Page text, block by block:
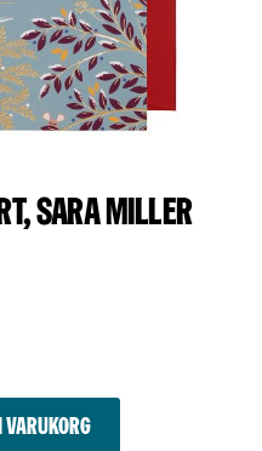
Sara Miller
varukorg